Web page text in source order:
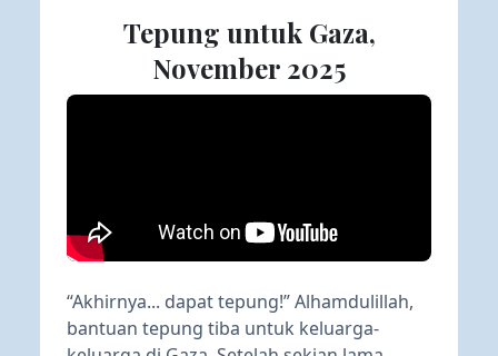
Tepung untuk Gaza,
November 2025
“Akhirnya... dapat tepung!” Alhamdulillah,
bantuan tepung tiba untuk keluarga-